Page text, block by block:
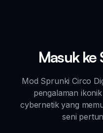
Masuk ke
Mod Sprunki Circo
pengalaman
cybernetik yang
seni